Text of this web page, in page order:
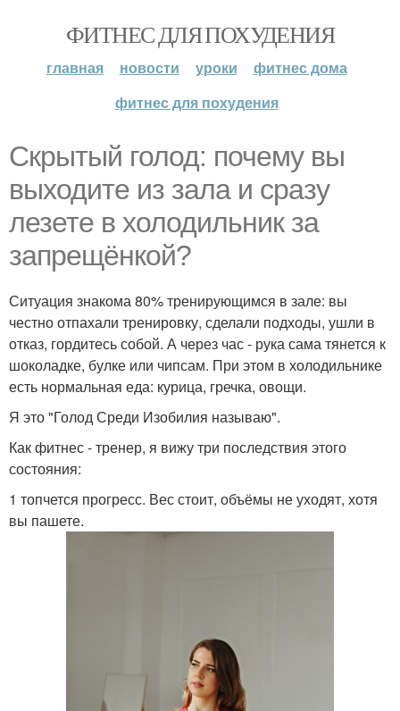
ФИТНЕС ДЛЯ ПОХУДЕНИЯ
главная новости уроки
фитнес дома
фитнес для похудения
Скрытый голод: почему вы
выходите из зала и сразу
лезете в холодильник за
запрещёнкой?
Ситуация знакома 80% тренирующимся в зале: вы
честно отпахали тренировку, сделали подходы, ушли в
отказ, гордитесь собой. А через час - рука сама тянется к
шоколадке, булке или чипсам. При этом в холодильнике
есть нормальная еда: курица, гречка, овощи.
Я это "Голод Среди Изобилия называю".
Как фитнес - тренер, я вижу три последствия этого
состояния:
1 топчется прогресс. Вес стоит, объёмы не уходят, хотя
вы пашете.